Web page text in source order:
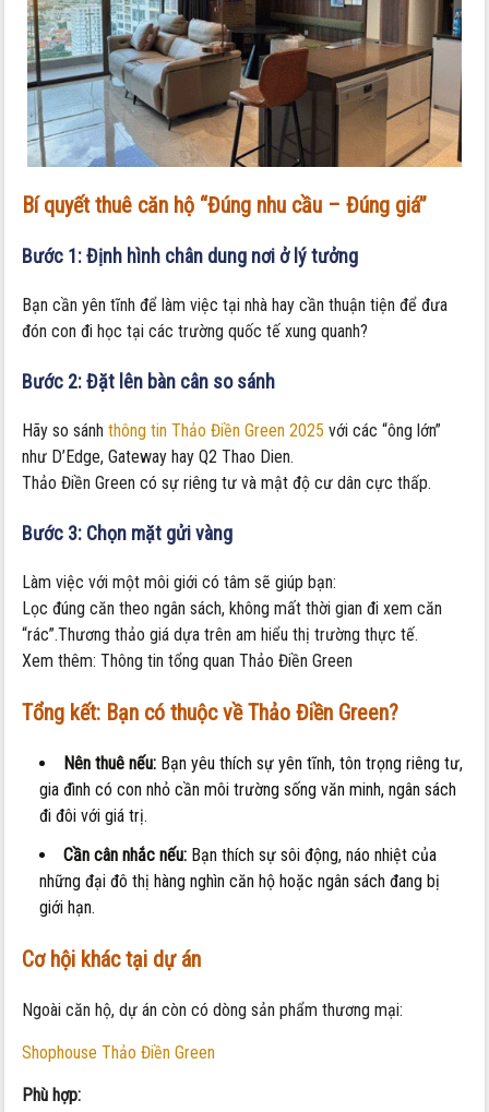
Bí quyết thuê căn hộ “Đúng nhu cầu – Đúng giá”
Bước 1: Định hình chân dung nơi ở lý tưởng
Bạn cần yên tĩnh để làm việc tại nhà hay cần thuận tiện để đưa
đón con đi học tại các trường quốc tế xung quanh?
Bước 2: Đặt lên bàn cân so sánh
Hãy so sánhthông tin Thảo Điền Green 2025 với các “ông lớn”
như D’Edge, Gateway hay Q2 Thao Dien.
Thảo Điền Green có sự riêng tư và mật độ cư dân cực thấp.
Bước 3: Chọn mặt gửi vàng
Làm việc với một môi giới có tâm sẽ giúp bạn:
Lọc đúng căn theo ngân sách, không mất thời gian đi xem căn
“rác”.Thương thảo giá dựa trên am hiểu thị trường thực tế.
Xem thêm: Thông tin tổng quan Thảo Điền Green
Tổng kết: Bạn có thuộc về Thảo Điền Green?
Nên thuê nếu: Bạn yêu thích sự yên tĩnh, tôn trọng riêng tư,
gia đình có con nhỏ cần môi trường sống văn minh, ngân sách
đi đôi với giá trị.
Cần cân nhắc nếu: Bạn thích sự sôi động, náo nhiệt của
những đại đô thị hàng nghìn căn hộ hoặc ngân sách đang bị
giới hạn.
Cơ hội khác tại dự án
Ngoài căn hộ, dự án còn có dòng sản phẩm thương mại:
Shophouse Thảo Điền Green
Phù hợp: